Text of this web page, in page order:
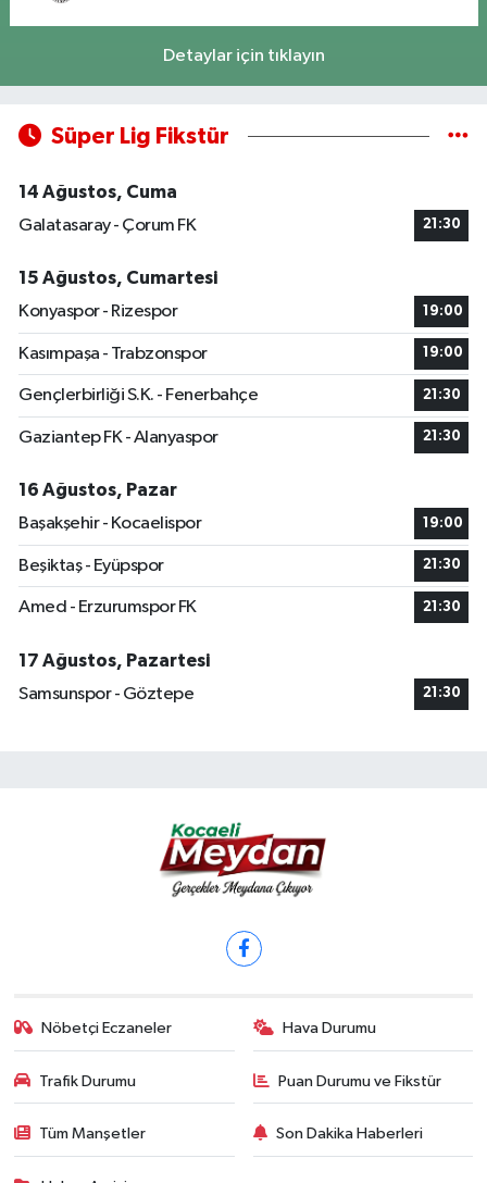
Detaylar için tıklayın
Süper Lig Fikstür
14 Ağustos, Cuma
Galatasaray - Çorum FK
21:30
15 Ağustos, Cumartesi
Konyaspor - Rizespor
19:00
Kasımpaşa - Trabzonspor 19:00
Gençlerbirliği S.K. - Fenerbahçe 21:30
Gaziantep FK - Alanyaspor 21:30
16 Ağustos, Pazar
Başakşehir - Kocaelispor
19:00
Beşiktaş - Eyüpspor 21:30
Amed - Erzurumspor FK 21:30
17 Ağustos, Pazartesi
Samsunspor - Göztepe
21:30
Nöbetçi Eczaneler Hava Durumu
Trafik Durumu Puan Durumu ve Fikstür
Tüm Manşetler Son Dakika Haberleri